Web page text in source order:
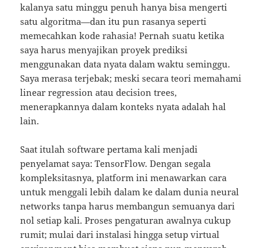
kalanya satu minggu penuh hanya bisa mengerti
satu algoritma—dan itu pun rasanya seperti
memecahkan kode rahasia! Pernah suatu ketika
saya harus menyajikan proyek prediksi
menggunakan data nyata dalam waktu seminggu.
Saya merasa terjebak; meski secara teori memahami
linear regression atau decision trees,
menerapkannya dalam konteks nyata adalah hal
lain.
Saat itulah software pertama kali menjadi
penyelamat saya: TensorFlow. Dengan segala
kompleksitasnya, platform ini menawarkan cara
untuk menggali lebih dalam ke dalam dunia neural
networks tanpa harus membangun semuanya dari
nol setiap kali. Proses pengaturan awalnya cukup
rumit; mulai dari instalasi hingga setup virtual